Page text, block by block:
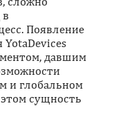
Появление
давшим
и глобальном
сущность